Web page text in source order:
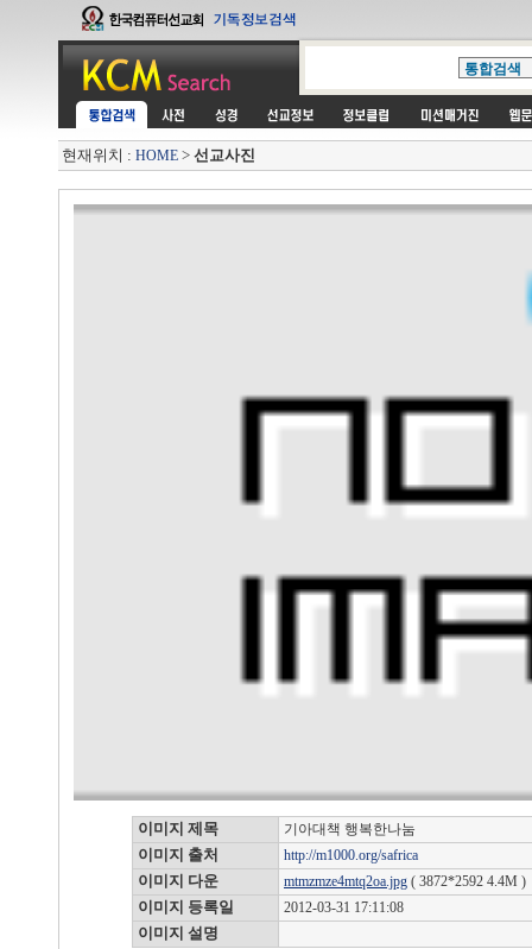
현재위치 : HOME > 선교사진
이미지 제목 기아대책 행복한나눔
이미지 출처 http://m1000.org/safrica
이미지 다운 mtmzmze4mtq2oa.jpg ( 3872*2592 4.4M )
이미지 등록일 2012-03-31 17:11:08
이미지 설명